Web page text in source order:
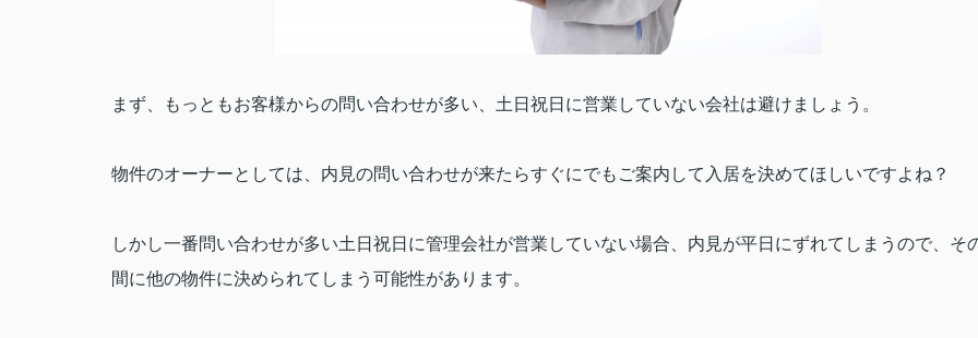
まず、もっともお客様からの問い合わせが多い、土日祝日に営業していない会社は避けましょう。
物件のオーナーとしては、内見の問い合わせが来たらすぐにでもご案内して入居を決めてほしいですよね？
しかし一番問い合わせが多い土日祝日に管理会社が営業していない場合、内見が平日にずれてしまうので、そ
間に他の物件に決められてしまう可能性があります。